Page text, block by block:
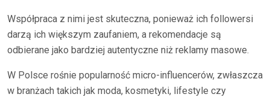
Współpraca z nimi jest skuteczna, ponieważ ich followersi
darzą ich większym zaufaniem, a rekomendacje są
odbierane jako bardziej autentyczne niż reklamy masowe.
W Polsce rośnie popularność micro-influencerów, zwłaszcza
w branżach takich jak moda, kosmetyki, lifestyle czy